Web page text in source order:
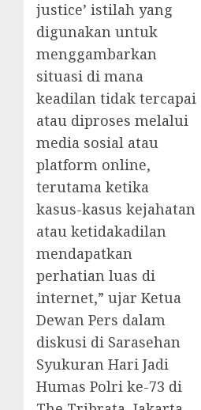
justice’ istilah yang
digunakan untuk
menggambarkan
situasi di mana
keadilan tidak tercapai
atau diproses melalui
media sosial atau
platform online,
terutama ketika
kasus-kasus kejahatan
atau ketidakadilan
mendapatkan
perhatian luas di
internet,” ujar Ketua
Dewan Pers dalam
diskusi di Sarasehan
Syukuran Hari Jadi
Humas Polri ke-73 di